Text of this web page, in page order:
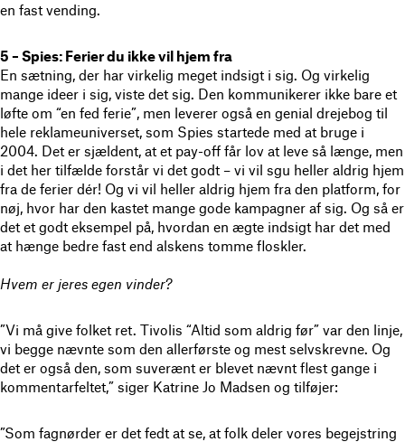
en fast vending.
5 – Spies: Ferier du ikke vil hjem fra
En sætning, der har virkelig meget indsigt i sig. Og virkelig
mange ideer i sig, viste det sig. Den kommunikerer ikke bare et
løfte om “en fed ferie”, men leverer også en genial drejebog til
hele reklameuniverset, som Spies startede med at bruge i
2004. Det er sjældent, at et pay-off får lov at leve så længe, men
i det her tilfælde forstår vi det godt – vi vil sgu heller aldrig hjem
fra de ferier dér! Og vi vil heller aldrig hjem fra den platform, for
nøj, hvor har den kastet mange gode kampagner af sig. Og så er
det et godt eksempel på, hvordan en ægte indsigt har det med
at hænge bedre fast end alskens tomme floskler.
Hvem er jeres egen vinder?
”Vi må give folket ret. Tivolis “Altid som aldrig før” var den linje,
vi begge nævnte som den allerførste og mest selvskrevne. Og
det er også den, som suverænt er blevet nævnt flest gange i
kommentarfeltet,” siger Katrine Jo Madsen og tilføjer:
”Som fagnørder er det fedt at se, at folk deler vores begejstring